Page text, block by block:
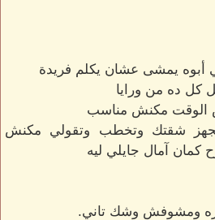
أبوه يمشى عشان يكلم فريدة
كل ده من ورايا
الوقت مكنش مناسب
شقتك وتخطب وتقولي مكنش
آمال جايلي ليه
ومشوفش وشك تاني.